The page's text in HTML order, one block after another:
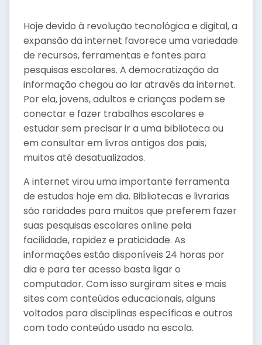
Hoje devido à revolução tecnológica e digital, a
expansão da internet favorece uma variedade
de recursos, ferramentas e fontes para
pesquisas escolares. A democratização da
informação chegou ao lar através da internet.
Por ela, jovens, adultos e crianças podem se
conectar e fazer trabalhos escolares e
estudar sem precisar ir a uma biblioteca ou
em consultar em livros antigos dos pais,
muitos até desatualizados.
A internet virou uma importante ferramenta
de estudos hoje em dia. Bibliotecas e livrarias
são raridades para muitos que preferem fazer
suas pesquisas escolares online pela
facilidade, rapidez e praticidade. As
informações estão disponíveis 24 horas por
dia e para ter acesso basta ligar o
computador. Com isso surgiram sites e mais
sites com conteúdos educacionais, alguns
voltados para disciplinas específicas e outros
com todo conteúdo usado na escola.